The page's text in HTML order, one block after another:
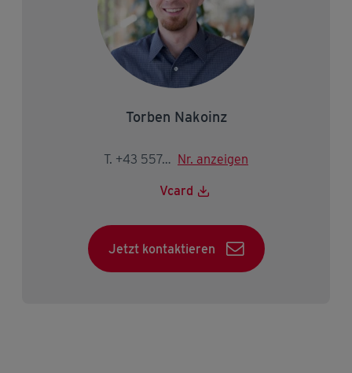
Torben Nakoinz
T. +43 5574 403-2146 Nr. anzeigen
Vcard
Jetzt kontaktieren